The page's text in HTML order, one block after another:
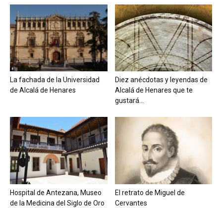
La fachada de la Universidad
de Alcalá de Henares
Diez anécdotas y leyendas de
Alcalá de Henares que te
gustará...
Hospital de Antezana, Museo
de la Medicina del Siglo de Oro
El retrato de Miguel de
Cervantes